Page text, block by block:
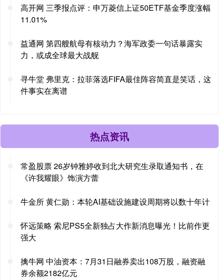
高开网 三季报点评：申万菱信上证50ETF基金季度涨幅
11.01%
益通网 第四艘航母有核动力？海军政委一句话暴露实
力，或成全球最大战舰
寻牛堂 弗里克：拉菲落选FIFA最佳阵容简直是笑话，这
件事实在离谱
热点资讯
常盈股票 26岁钟雅婷收到北大研究生录取通知书，在
《许我耀眼》饰演方蕾
牛金所 黄仁勋：本轮AI基础设施建设周期将以数十年计
怀远策略 索尼PS5全新独占大作新消息曝光！比前作更
强大
擒牛网 中油资本：7月31日融券卖出108万股，融资融
券余额2182亿元